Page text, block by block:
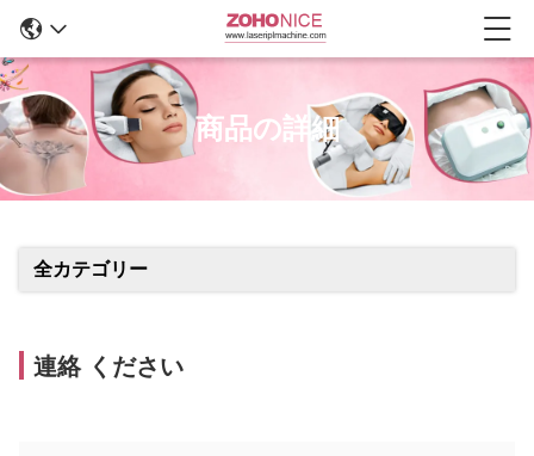
商品の詳細
全カテゴリー
連絡 ください